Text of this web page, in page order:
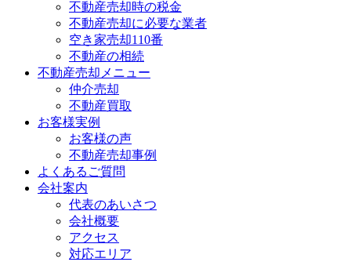
不動産売却時の税金
不動産売却に必要な業者
空き家売却110番
不動産の相続
不動産売却メニュー
仲介売却
不動産買取
お客様実例
お客様の声
不動産売却事例
よくあるご質問
会社案内
代表のあいさつ
会社概要
アクセス
対応エリア